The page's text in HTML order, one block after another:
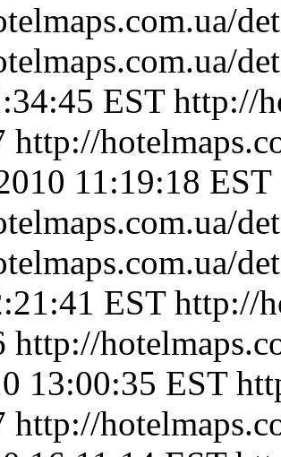
EST http://
http://
11:19:18 EST
EST http://
http://
13:00:35 EST
http://